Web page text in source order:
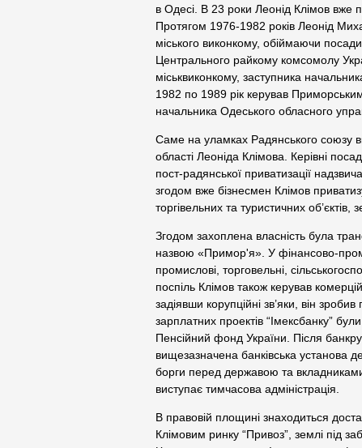
в Одесі. В 23 роки Леонід Клімов вже
Протягом 1976-1982 років Леонід
міського виконкому, обіймаючи посади
Центрального райкому комсомолу
міськвиконкому, заступника
1982 по 1989 рік керував
начальника Одеського обласного
Саме на уламках Радянського союзу
області Леоніда Клімова. Керівні
пост-радянської приватизації
згодом вже бізнесмен Клімов
торгівельних та туристичних
Згодом захоплена власність була
назвою «Примор'я». У фінансово-
промислові, торговельні,
поспіль Клімов також керував
задіявши корупційні зв’яки, він
зарплатних проектів “Імексбанку”
Пенсійний фонд України. Після
вищезазначена банківська установа
борги перед державою та
виступає тимчасова адміністрація.
В правовій площині знаходиться
Клімовим ринку “Привоз”, землі під